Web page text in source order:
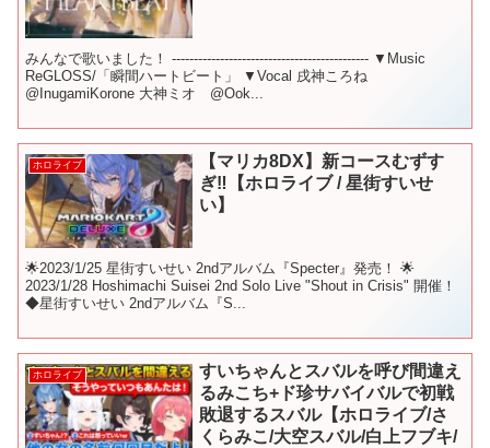
みんなで歌いました！ --------------------------------------------- ▼Music
ReGLOSS/「瞬間ハートビート」 ▼Vocal 戌神ころね
@InugamiKorone 大神ミオ @Ook...
ホロライブ
【マリカ8DX】新コースむずす
ぎ‼【ホロライブ / 星街すいせ
い】
🌟2023/1/25 星街すいせい 2ndアルバム『Specter』発売！ 🌟
2023/1/28 Hoshimachi Suisei 2nd Solo Live "Shout in Crisis" 開催！
◆星街すいせい 2ndアルバム『S...
ホロライブ
すいちゃんとスバルを呼び間違え
るみこち+ド珍サバイバルで初戦
敗退するスバル【ホロライブ/さ
くらみこ/大空スバル/白上フブキ/